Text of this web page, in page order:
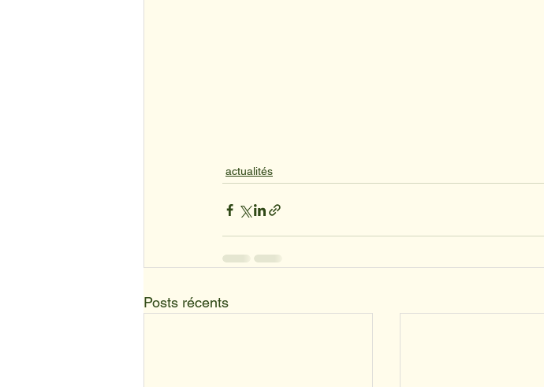
actualités
Posts récents